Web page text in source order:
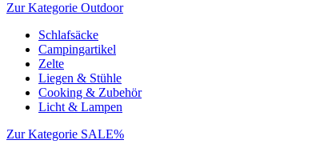
Zur Kategorie Outdoor
Schlafsäcke
Campingartikel
Zelte
Liegen & Stühle
Cooking & Zubehör
Licht & Lampen
Zur Kategorie SALE%